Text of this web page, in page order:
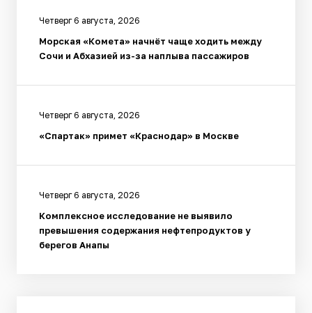
Четверг 6 августа, 2026
Морская «Комета» начнёт чаще ходить между
Сочи и Абхазией из-за наплыва пассажиров
Четверг 6 августа, 2026
«Спартак» примет «Краснодар» в Москве
Четверг 6 августа, 2026
Комплексное исследование не выявило
превышения содержания нефтепродуктов у
берегов Анапы